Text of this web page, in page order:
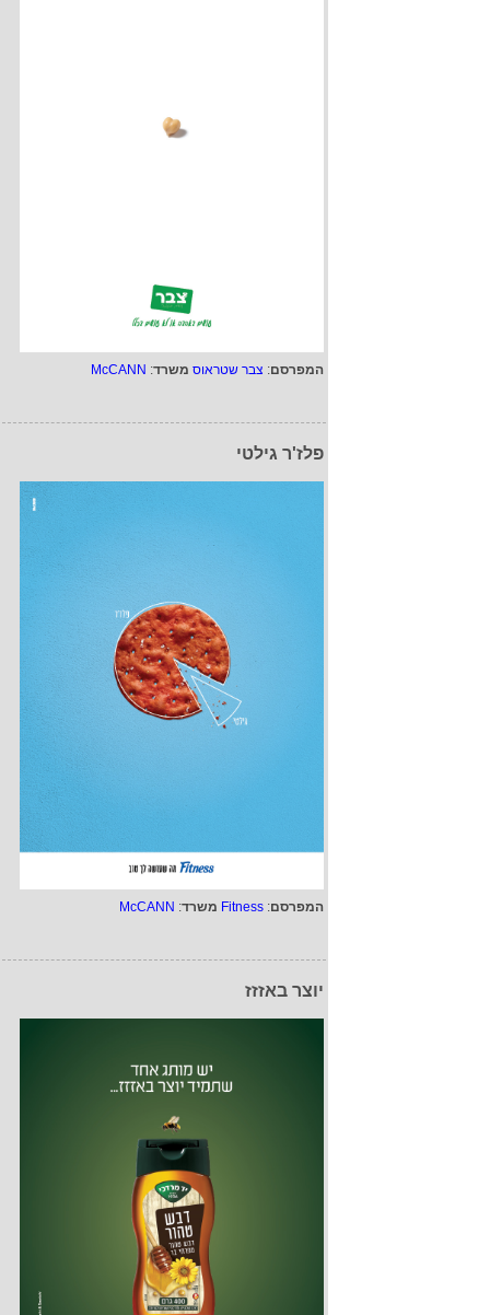
המפרסם: צבר שטראוס משרד:
McCANN
פלז'ר גילטי
המפרסם:
Fitness משרד:
McCANN
יוצר באזזז